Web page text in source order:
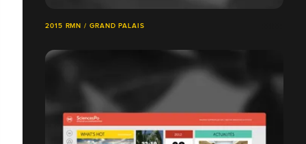
2015 RMN / GRAND PALAIS